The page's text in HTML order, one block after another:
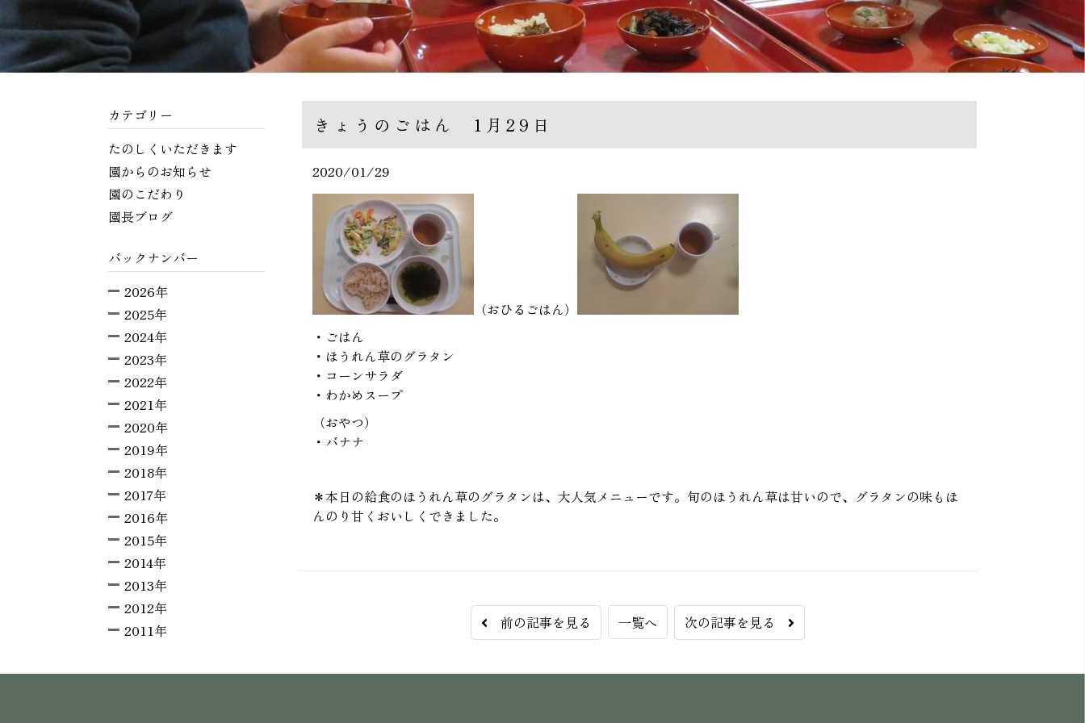
きょうのごはん 1月29日
2020/01/29
（おひるごはん）
・ごはん
・ほうれん草のグラタン
・コーンサラダ
・わかめスープ
（おやつ）
・バナナ
＊本日の給食のほうれん草のグラタンは、大人気メニューです。旬のほうれん草は甘いので、グラタンの味もほ
んのり甘くおいしくできました。
前の記事を見る 一覧へ 次の記事を見る
カテゴリー
たのしくいただきます
園からのお知らせ
園のこだわり
園長ブログ
バックナンバー
2026年
2025年
2024年
2023年
2022年
2021年
2020年
2019年
2018年
2017年
2016年
2015年
2014年
2013年
2012年
2011年